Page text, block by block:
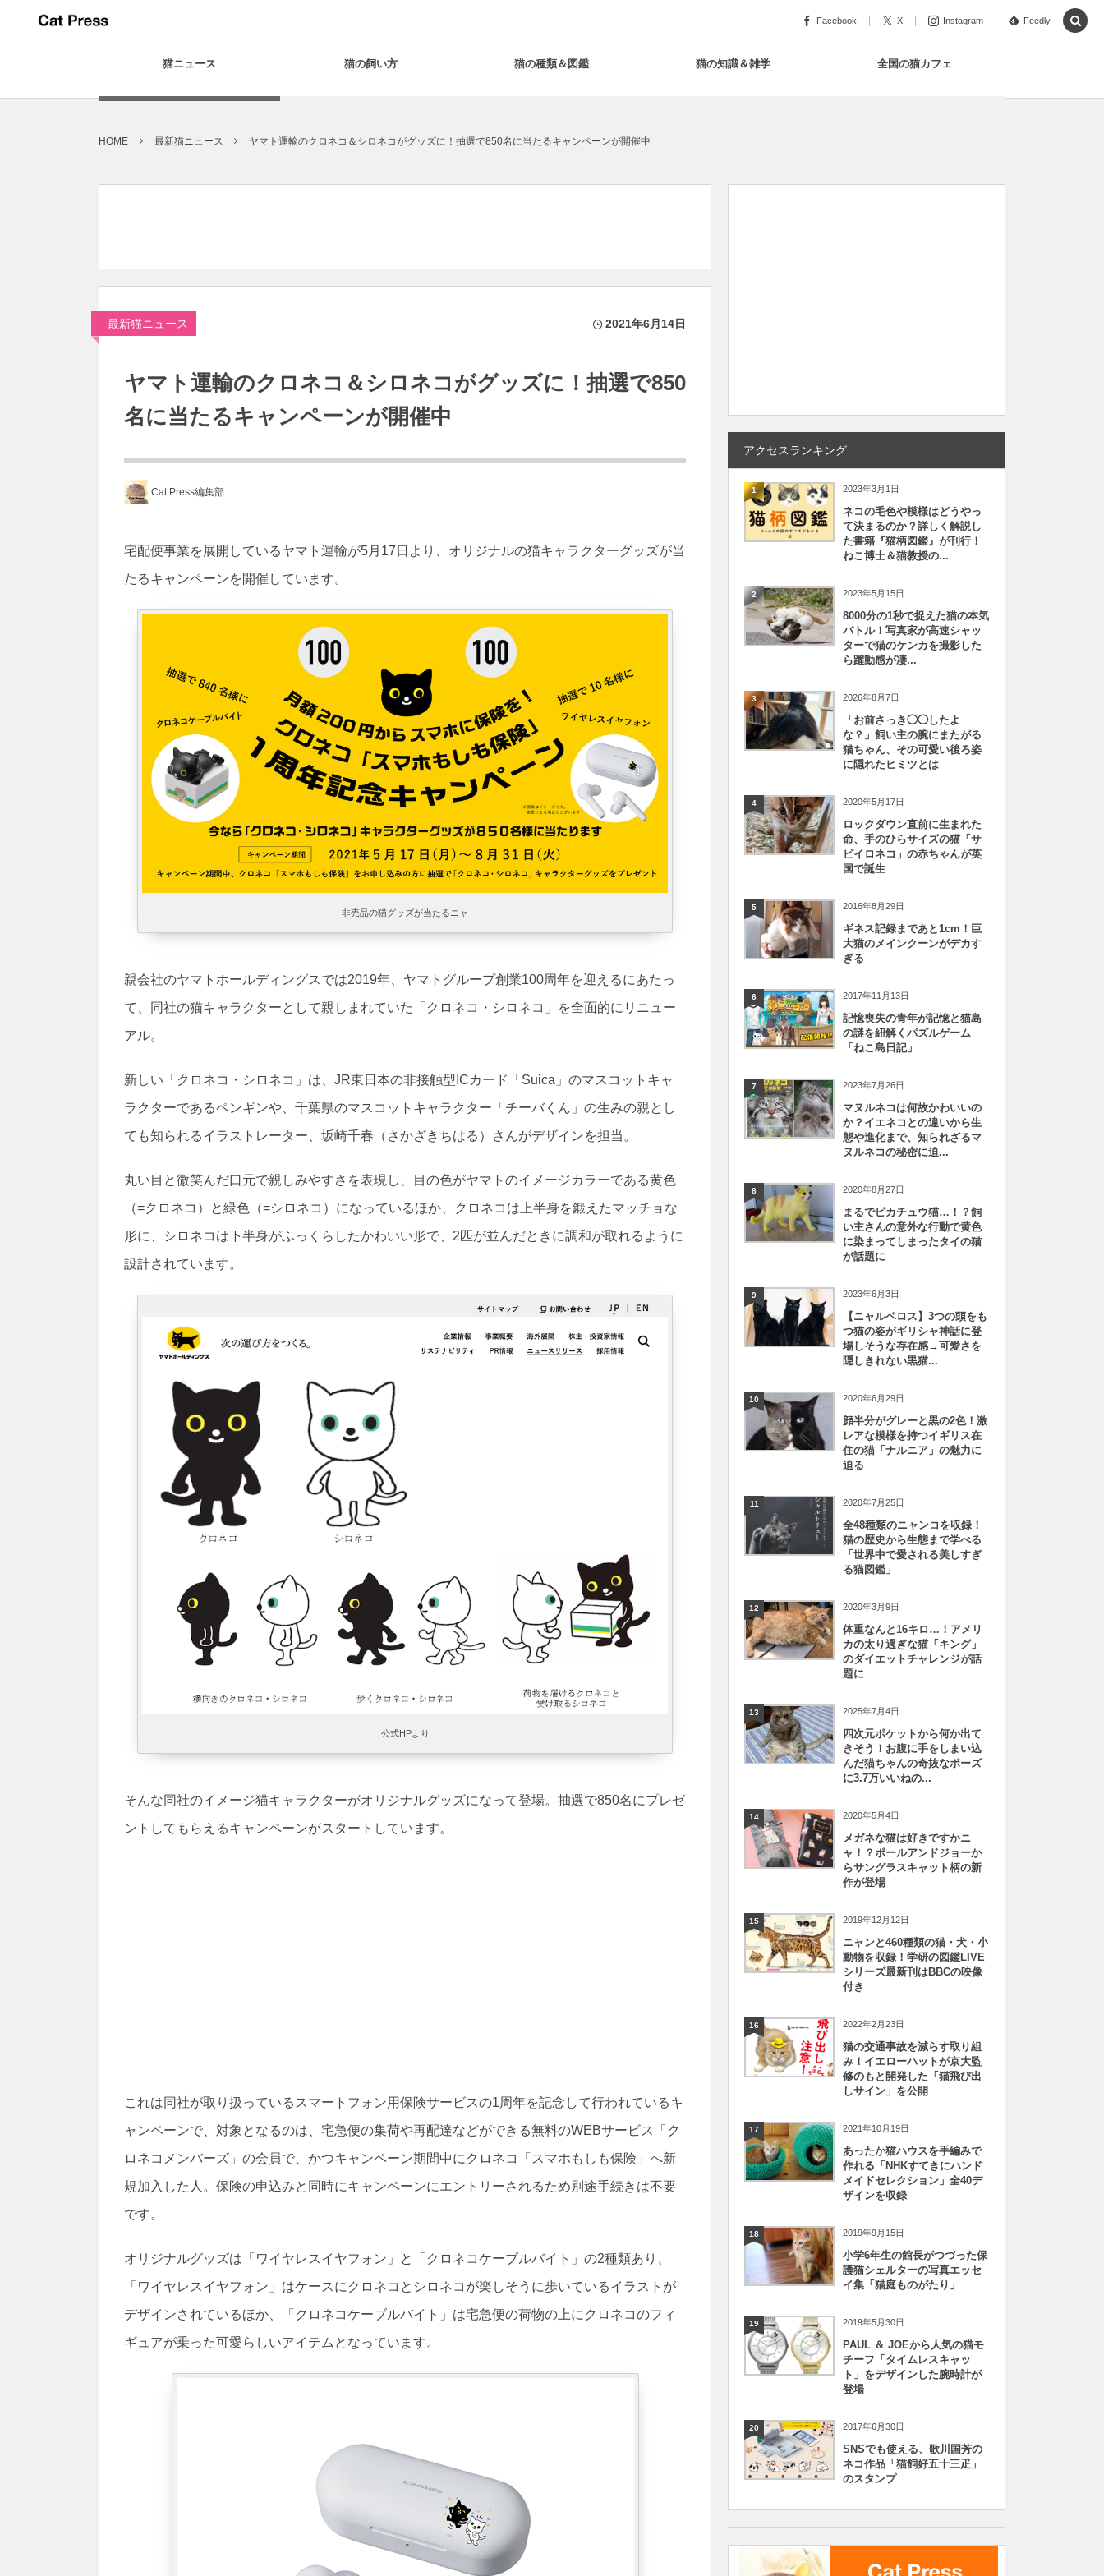
Facebook X Instagram Feedly
猫ニュース 猫の飼い方 猫の種類＆図鑑 猫の知識＆雑学 全国の猫カフェ
HOME 最新猫ニュース ヤマト運輸のクロネコ＆シロネコがグッズに！抽選で850名に当たるキャンペーンが開催中
最新猫ニュース 2021年6月14日
ヤマト運輸のクロネコ＆シロネコがグッズに！抽選で850
名に当たるキャンペーンが開催中
Cat Press編集部
宅配便事業を展開しているヤマト運輸が5月17日より、オリジナルの猫キャラクターグッズが当
たるキャンペーンを開催しています。
非売品の猫グッズが当たるニャ
親会社のヤマトホールディングスでは2019年、ヤマトグループ創業100周年を迎えるにあたっ
て、同社の猫キャラクターとして親しまれていた「クロネコ・シロネコ」を全面的にリニュー
アル。
新しい「クロネコ・シロネコ」は、JR東日本の非接触型ICカード「Suica」のマスコットキャ
ラクターであるペンギンや、千葉県のマスコットキャラクター「チーバくん」の生みの親とし
ても知られるイラストレーター、坂崎千春（さかざきちはる）さんがデザインを担当。
丸い目と微笑んだ口元で親しみやすさを表現し、目の色がヤマトのイメージカラーである黄色
（=クロネコ）と緑色（=シロネコ）になっているほか、クロネコは上半身を鍛えたマッチョな
形に、シロネコは下半身がふっくらしたかわいい形で、2匹が並んだときに調和が取れるように
設計されています。
公式HPより
そんな同社のイメージ猫キャラクターがオリジナルグッズになって登場。抽選で850名にプレゼ
ントしてもらえるキャンペーンがスタートしています。
これは同社が取り扱っているスマートフォン用保険サービスの1周年を記念して行われているキ
ャンペーンで、対象となるのは、宅急便の集荷や再配達などができる無料のWEBサービス「ク
ロネコメンバーズ」の会員で、かつキャンペーン期間中にクロネコ「スマホもしも保険」へ新
規加入した人。保険の申込みと同時にキャンペーンにエントリーされるため別途手続きは不要
です。
オリジナルグッズは「ワイヤレスイヤフォン」と「クロネコケーブルバイト」の2種類あり、
「ワイヤレスイヤフォン」はケースにクロネコとシロネコが楽しそうに歩いているイラストが
デザインされているほか、「クロネコケーブルバイト」は宅急便の荷物の上にクロネコのフィ
ギュアが乗った可愛らしいアイテムとなっています。
アクセスランキング
1 2023年3月1日
ネコの毛色や模様はどうやっ
て決まるのか？詳しく解説し
た書籍『猫柄図鑑』が刊行！
ねこ博士＆猫教授の...
2 2023年5月15日
8000分の1秒で捉えた猫の本気
バトル！写真家が高速シャッ
ターで猫のケンカを撮影した
ら躍動感が凄...
3 2026年8月7日
「お前さっき◯◯したよ
な？」飼い主の腕にまたがる
猫ちゃん、その可愛い後ろ姿
に隠れたヒミツとは
4 2020年5月17日
ロックダウン直前に生まれた
命、手のひらサイズの猫「サ
ビイロネコ」の赤ちゃんが英
国で誕生
5 2016年8月29日
ギネス記録まであと1cm！巨
大猫のメインクーンがデカす
ぎる
6 2017年11月13日
記憶喪失の青年が記憶と猫島
の謎を紐解くパズルゲーム
「ねこ島日記」
7 2023年7月26日
マヌルネコは何故かわいいの
か？イエネコとの違いから生
態や進化まで、知られざるマ
ヌルネコの秘密に迫...
8 2020年8月27日
まるでピカチュウ猫…！？飼
い主さんの意外な行動で黄色
に染まってしまったタイの猫
が話題に
9 2023年6月3日
【ニャルベロス】3つの頭をも
つ猫の姿がギリシャ神話に登
場しそうな存在感→可愛さを
隠しきれない黒猫...
10 2020年6月29日
顔半分がグレーと黒の2色！激
レアな模様を持つイギリス在
住の猫「ナルニア」の魅力に
迫る
11 2020年7月25日
全48種類のニャンコを収録！
猫の歴史から生態まで学べる
「世界中で愛される美しすぎ
る猫図鑑」
12 2020年3月9日
体重なんと16キロ…！アメリ
カの太り過ぎな猫「キング」
のダイエットチャレンジが話
題に
13 2025年7月4日
四次元ポケットから何か出て
きそう！お腹に手をしまい込
んだ猫ちゃんの奇抜なポーズ
に3.7万いいねの...
14 2020年5月4日
メガネな猫は好きですかニ
ャ！？ポールアンドジョーか
らサングラスキャット柄の新
作が登場
15 2019年12月12日
ニャンと460種類の猫・犬・小
動物を収録！学研の図鑑LIVE
シリーズ最新刊はBBCの映像
付き
16 2022年2月23日
猫の交通事故を減らす取り組
み！イエローハットが京大監
修のもと開発した「猫飛び出
しサイン」を公開
17 2021年10月19日
あったか猫ハウスを手編みで
作れる「NHKすてきにハンド
メイドセレクション」全40デ
ザインを収録
18 2019年9月15日
小学6年生の館長がつづった保
護猫シェルターの写真エッセ
イ集「猫庭ものがたり」
19 2019年5月30日
PAUL ＆ JOEから人気の猫モ
チーフ「タイムレスキャッ
ト」をデザインした腕時計が
登場
20 2017年6月30日
SNSでも使える、歌川国芳の
ネコ作品「猫飼好五十三疋」
のスタンプ